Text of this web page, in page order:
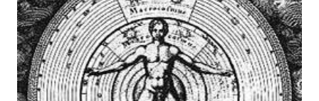
resposta tinha o amparo legal. A desforra havia que ser,
invariavelmente, proporcional ao cometimento que lhe deu
causa. Não queria isto dizer, que assim prescrevia a Lei de
Deus, aquela recebida por inspiração, no Monte Sinai e que
se constituiu nos Dez Mandamentos. Como condutor do